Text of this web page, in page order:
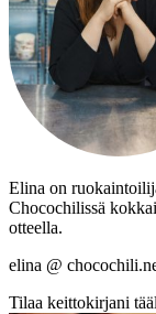
Elina on
Chocochilissä
otteella.
elina @
Tilaa keittokirjani